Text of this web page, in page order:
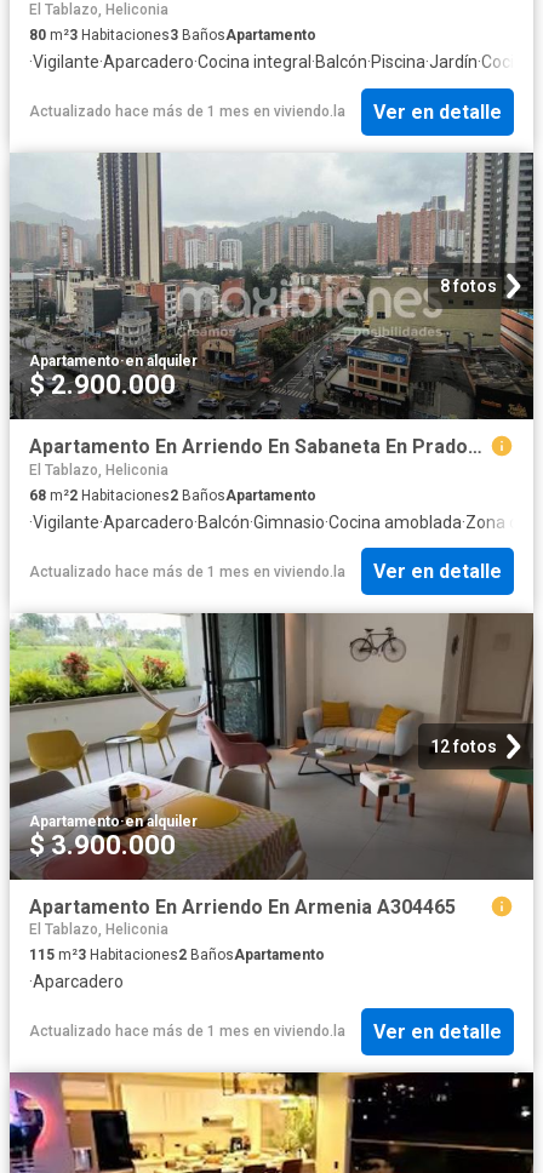
El Tablazo, Heliconia
80 m²3 Habitaciones3 BañosApartamento
·Vigilante·Aparcadero·Cocina integral ·Balcón·Piscina·Jardín·Cocina
Actualizado hace más de 1 mes en viviendo.la Ver en detalle
8 fotos
Apartamento·en alquiler
$ 2.900.000
Apartamento En Arriendo En Sabaneta En Prados De Sabaneta A338311
El Tablazo, Heliconia
68 m²2 Habitaciones2 BañosApartamento
·Vigilante·Aparcadero·Balcón·Gimnasio·Cocina amoblada·Zona de
Actualizado hace más de 1 mes en viviendo.la Ver en detalle
12 fotos
Apartamento·en alquiler
$ 3.900.000
Apartamento En Arriendo En Armenia A304465
El Tablazo, Heliconia
115 m²3 Habitaciones2 BañosApartamento
·Aparcadero
Actualizado hace más de 1 mes en viviendo.la Ver en detalle